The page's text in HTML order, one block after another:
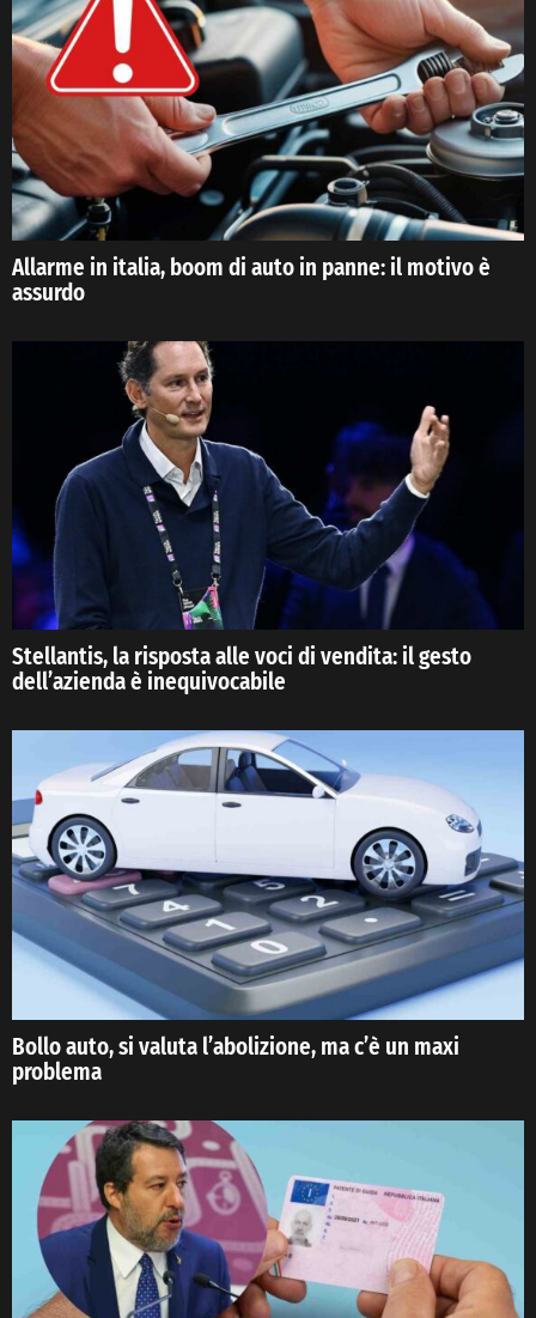
Allarme in italia, boom di auto in panne: il motivo è
assurdo
Stellantis, la risposta alle voci di vendita: il gesto
dell’azienda è inequivocabile
Bollo auto, si valuta l’abolizione, ma c’è un maxi
problema